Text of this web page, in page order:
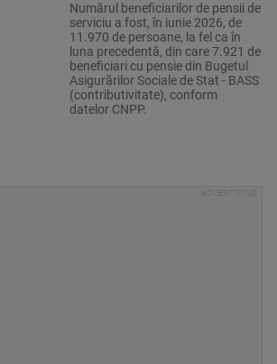
Numărul beneficiarilor de pensii de
serviciu a fost, în iunie 2026, de
11.970 de persoane, la fel ca în
luna precedentă, din care 7.921 de
beneficiari cu pensie din Bugetul
Asigurărilor Sociale de Stat - BASS
(contributivitate), conform
datelor CNPP.